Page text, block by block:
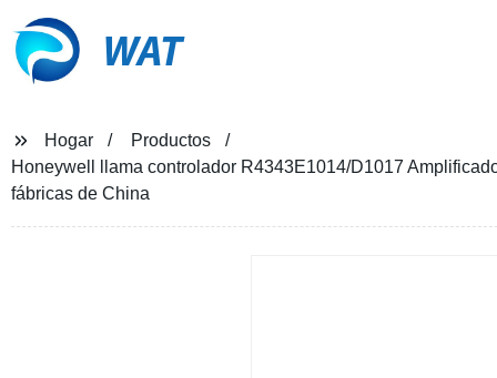
WAT
Hogar
Productos
Honeywell llama controlador R4343E1014/D1017
fábricas de China